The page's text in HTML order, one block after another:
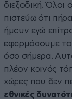
διεξοδική. Όλοι
πιστεύω ότι
ήμουν εγώ
εφαρμόσουμε
όσο σήμερα.
πλέον κοινός
χώρες που δεν
εθνικές